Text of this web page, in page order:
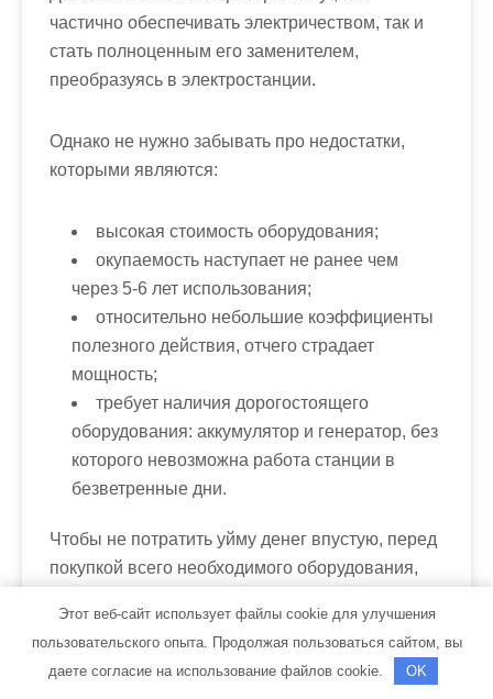
частично обеспечивать электричеством, так и
стать полноценным его заменителем,
преобразуясь в электростанции.
Однако не нужно забывать про недостатки,
которыми являются:
высокая стоимость оборудования;
окупаемость наступает не ранее чем
через 5-6 лет использования;
относительно небольшие коэффициенты
полезного действия, отчего страдает
мощность;
требует наличия дорогостоящего
оборудования: аккумулятор и генератор, без
которого невозможна работа станции в
безветренные дни.
Чтобы не потратить уйму денег впустую, перед
покупкой всего необходимого оборудования,
электростанции. Для этого высчитывают
среднюю мощность дома (сюда входят
мощности всех используемых
Этот веб-сайт использует файлы cookie для улучшения
пользовательского опыта. Продолжая пользоваться сайтом, вы
даете согласие на использование файлов cookie.
OK